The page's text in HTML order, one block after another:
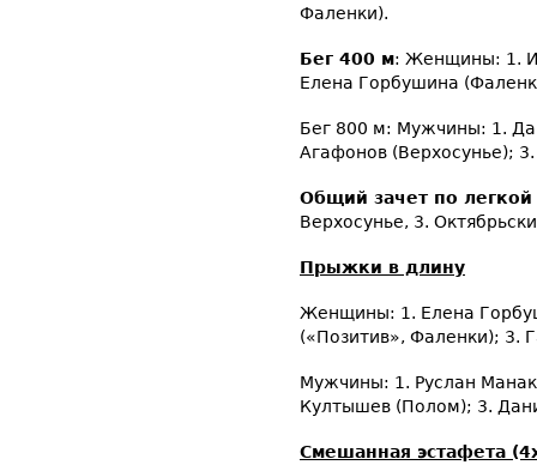
Фаленки).
Бег 400 м: Женщины: 1.
Елена Горбушина
Бег 800 м: Мужчины: 1.
Агафонов (Верхосунье);
Общий зачет по
Верхосунье, 3.
Прыжки в длину
Женщины: 1. Елена
(«Позитив», Фаленки); 3.
Мужчины: 1. Руслан
Култышев (Полом); 3.
Смешанная эстафета